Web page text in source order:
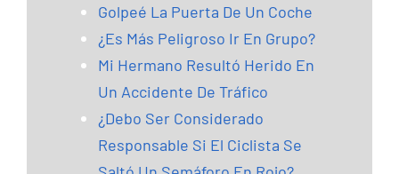
Golpeé La Puerta De Un Coche
¿Es Más Peligroso Ir En Grupo?
Mi Hermano Resultó Herido En
Un Accidente De Tráfico
¿Debo Ser Considerado
Responsable Si El Ciclista Se